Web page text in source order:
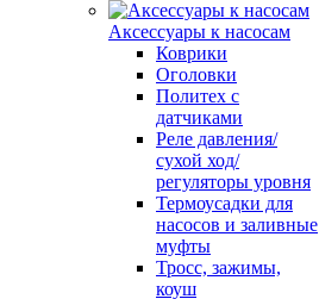
Аксессуары к насосам
Коврики
Оголовки
Политех с
датчиками
Реле давления/
сухой ход/
регуляторы уровня
Термоусадки для
насосов и заливные
муфты
Тросс, зажимы,
коуш